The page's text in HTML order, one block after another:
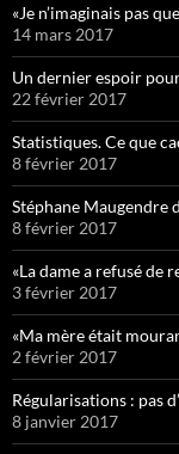
«Je n’imaginais pas
14 mars 2017
Un dernier espoir
22 février 2017
Statistiques. Ce que
8 février 2017
Stéphane Maugendre
8 février 2017
«La dame a refusé de
3 février 2017
«Ma mère était
2 février 2017
Régularisations : pas
8 janvier 2017